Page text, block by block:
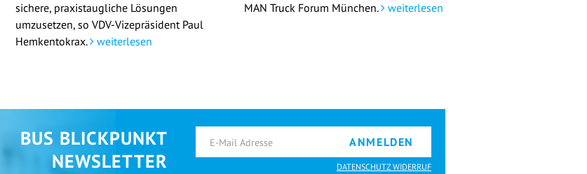
sichere, praxistaugliche Lösungen
umzusetzen, so VDV-Vizepräsident Paul
Hemkentokrax. weiterlesen
MAN Truck Forum München. weiterlesen
BUS BLICKPUNKT
NEWSLETTER
ANMELDEN
DATENSCHUTZ WIDERRUF